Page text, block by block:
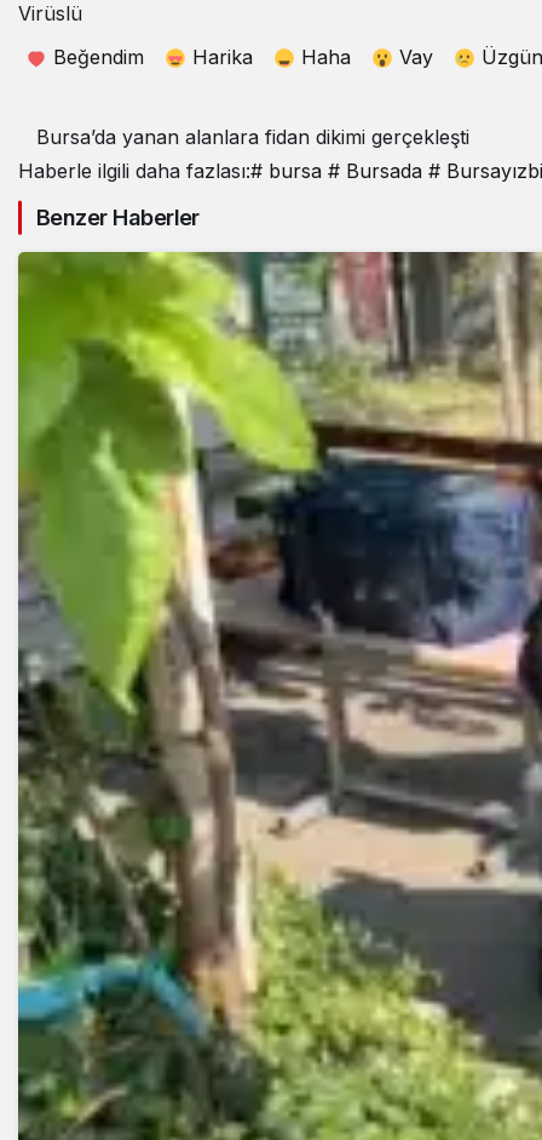
Virüslü
Beğendim
Harika Haha Vay Üzgün
Bursa’da yanan alanlara fidan dikimi gerçekleşti
Haberle ilgili daha fazlası:# bursa # Bursada #
Benzer Haberler